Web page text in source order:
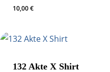
10,00€
132 Akte X Shirt